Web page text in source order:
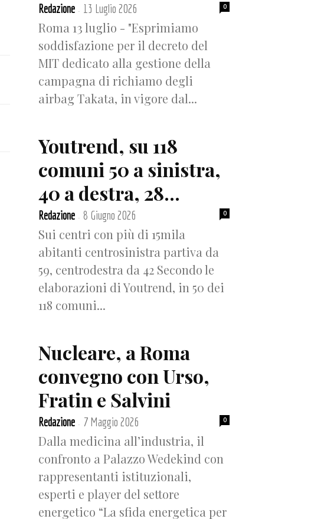
Redazione - 13 Luglio 2026 0
Roma 13 luglio - "Esprimiamo
soddisfazione per il decreto del
MIT dedicato alla gestione della
campagna di richiamo degli
airbag Takata, in vigore dal...
Youtrend, su 118
comuni 50 a sinistra,
40 a destra, 28...
Redazione - 8 Giugno 2026 0
Sui centri con più di 15mila
abitanti centrosinistra partiva da
59, centrodestra da 42 Secondo le
elaborazioni di Youtrend, in 50 dei
118 comuni...
Nucleare, a Roma
convegno con Urso,
Fratin e Salvini
Redazione - 7 Maggio 2026 0
Dalla medicina all’industria, il
confronto a Palazzo Wedekind con
rappresentanti istituzionali,
esperti e player del settore
energetico “La sfida energetica per